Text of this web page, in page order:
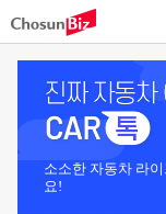
소소한 자동차 라
요!